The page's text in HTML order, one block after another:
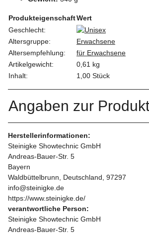
ProdukteigenschaftWert
Geschlecht:
Altersgruppe:
Erwachsene
Altersempfehlung:
für Erwachsene
Artikelgewicht:
0,61 kg
Inhalt:
1,00 Stück
Angaben zur
Herstellerinformationen:
Steinigke Showtechnic GmbH
Andreas-Bauer-Str. 5
Bayern
Waldbüttelbrunn, Deutschland, 97297
info@steinigke.de
https://www.steinigke.de/
verantwortliche Person:
Steinigke Showtechnic GmbH
Andreas-Bauer-Str. 5